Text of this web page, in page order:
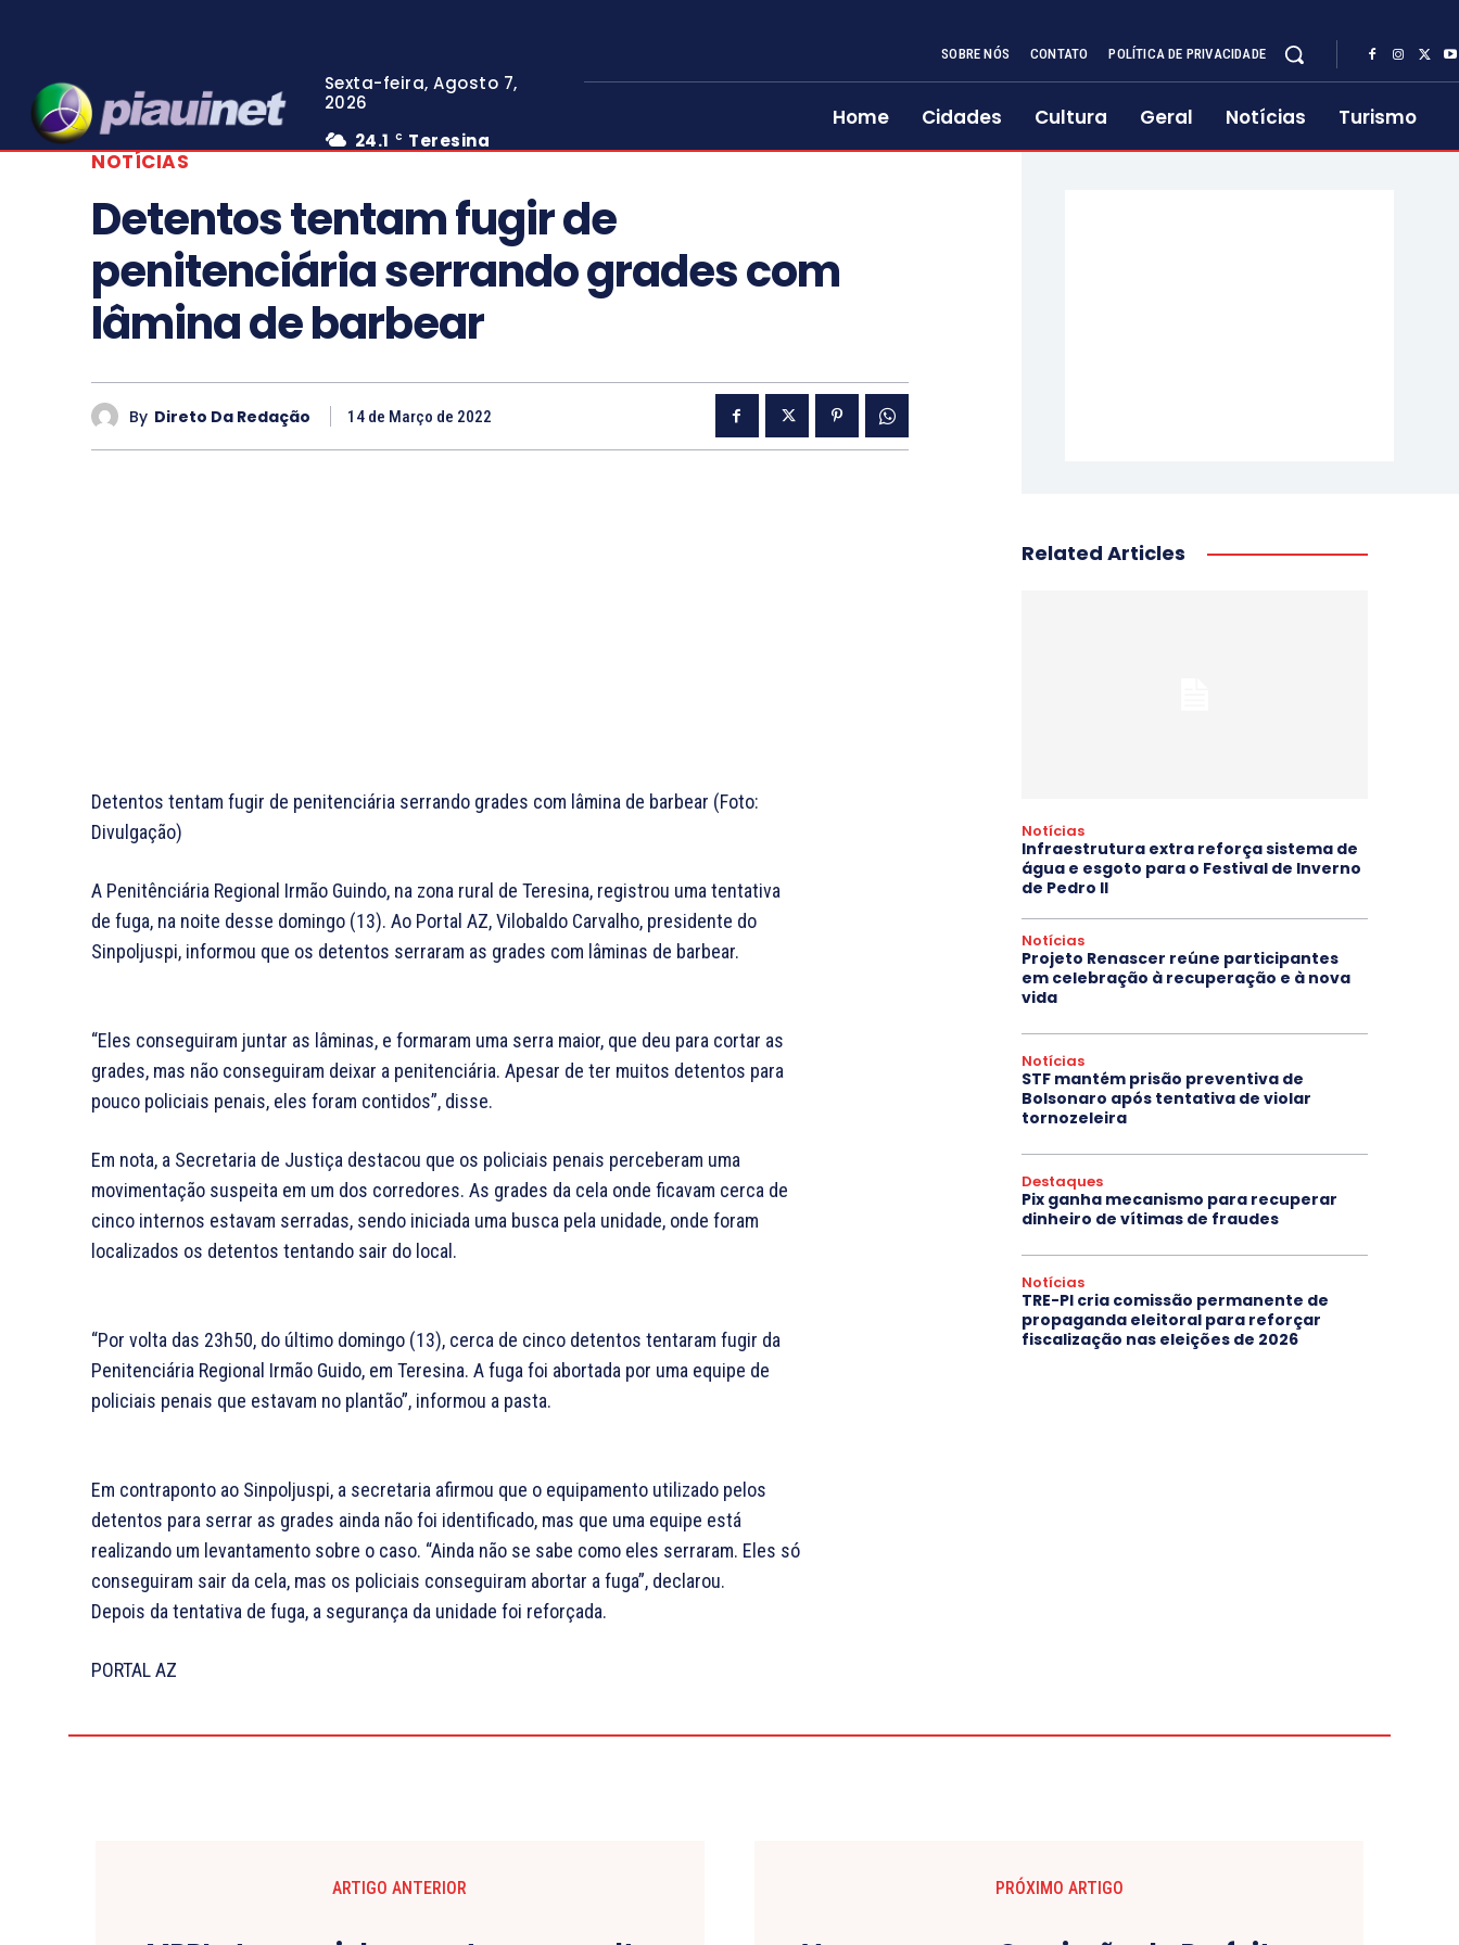
Sexta-feira, Agosto 7,
2026
24.1
C Teresina
SOBRE NÓS CONTATO POLÍTICA DE PRIVACIDADE
Home Cidades Cultura Geral Notícias
Turismo
NOTÍCIAS
Detentos tentam fugir de
penitenciária serrando grades com
lâmina de barbear
By Direto Da Redação 14 de Março de 2022
Detentos tentam fugir de penitenciária serrando grades com lâmina de barbear (Foto:
Divulgação)
A Penitênciária Regional Irmão Guindo, na zona rural de Teresina, registrou uma tentativa
de fuga, na noite desse domingo (13). Ao Portal AZ, Vilobaldo Carvalho, presidente do
Sinpoljuspi, informou que os detentos serraram as grades com lâminas de barbear.
“Eles conseguiram juntar as lâminas, e formaram uma serra maior, que deu para cortar as
grades, mas não conseguiram deixar a penitenciária. Apesar de ter muitos detentos para
pouco policiais penais, eles foram contidos”, disse.
Em nota, a Secretaria de Justiça destacou que os policiais penais perceberam uma
movimentação suspeita em um dos corredores. As grades da cela onde ficavam cerca de
cinco internos estavam serradas, sendo iniciada uma busca pela unidade, onde foram
localizados os detentos tentando sair do local.
“Por volta das 23h50, do último domingo (13), cerca de cinco detentos tentaram fugir da
Penitenciária Regional Irmão Guido, em Teresina. A fuga foi abortada por uma equipe de
policiais penais que estavam no plantão”, informou a pasta.
Em contraponto ao Sinpoljuspi, a secretaria afirmou que o equipamento utilizado pelos
detentos para serrar as grades ainda não foi identificado, mas que uma equipe está
realizando um levantamento sobre o caso. “Ainda não se sabe como eles serraram. Eles só
conseguiram sair da cela, mas os policiais conseguiram abortar a fuga”, declarou.
Depois da tentativa de fuga, a segurança da unidade foi reforçada.
PORTAL AZ
Related Articles
Notícias
Infraestrutura extra reforça sistema de
água e esgoto para o Festival de Inverno
de Pedro II
Notícias
Projeto Renascer reúne participantes
em celebração à recuperação e à nova
vida
Notícias
STF mantém prisão preventiva de
Bolsonaro após tentativa de violar
tornozeleira
Destaques
Pix ganha mecanismo para recuperar
dinheiro de vítimas de fraudes
Notícias
TRE-PI cria comissão permanente de
propaganda eleitoral para reforçar
fiscalização nas eleições de 2026
ARTIGO ANTERIOR PRÓXIMO ARTIGO